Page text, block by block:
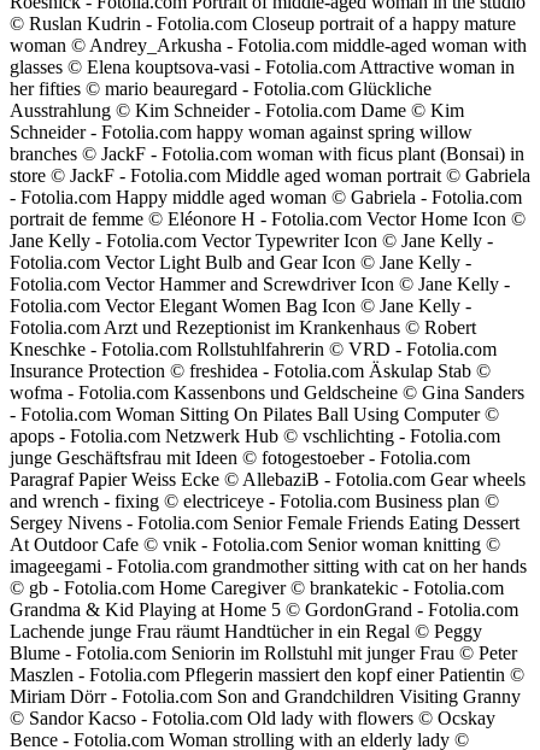
© Ruslan Kudrin - Fotolia.com Closeup portrait of a happy mature
woman © Andrey_Arkusha - Fotolia.com middle-aged woman with
glasses © Elena kouptsova-vasi - Fotolia.com Attractive woman in
her fifties © mario beauregard - Fotolia.com Glückliche
Ausstrahlung © Kim Schneider - Fotolia.com Dame © Kim
Schneider - Fotolia.com happy woman against spring willow
branches © JackF - Fotolia.com woman with ficus plant (Bonsai) in
store © JackF - Fotolia.com Middle aged woman portrait © Gabriela
- Fotolia.com Happy middle aged woman © Gabriela - Fotolia.com
portrait de femme © Eléonore H - Fotolia.com Vector Home Icon ©
Jane Kelly - Fotolia.com Vector Typewriter Icon © Jane Kelly -
Fotolia.com Vector Light Bulb and Gear Icon © Jane Kelly -
Fotolia.com Vector Hammer and Screwdriver Icon © Jane Kelly -
Fotolia.com Vector Elegant Women Bag Icon © Jane Kelly -
Fotolia.com Arzt und Rezeptionist im Krankenhaus © Robert
Kneschke - Fotolia.com Rollstuhlfahrerin © VRD - Fotolia.com
Insurance Protection © freshidea - Fotolia.com Äskulap Stab ©
wofma - Fotolia.com Kassenbons und Geldscheine © Gina Sanders
- Fotolia.com Woman Sitting On Pilates Ball Using Computer ©
apops - Fotolia.com Netzwerk Hub © vschlichting - Fotolia.com
junge Geschäftsfrau mit Ideen © fotogestoeber - Fotolia.com
Paragraf Papier Weiss Ecke © AllebaziB - Fotolia.com Gear wheels
and wrench - fixing © electriceye - Fotolia.com Business plan ©
Sergey Nivens - Fotolia.com Senior Female Friends Eating Dessert
At Outdoor Cafe © vnik - Fotolia.com Senior woman knitting ©
imageegami - Fotolia.com grandmother sitting with cat on her hands
© gb - Fotolia.com Home Caregiver © brankatekic - Fotolia.com
Grandma & Kid Playing at Home 5 © GordonGrand - Fotolia.com
Lachende junge Frau räumt Handtücher in ein Regal © Peggy
Blume - Fotolia.com Seniorin im Rollstuhl mit junger Frau © Peter
Maszlen - Fotolia.com Pflegerin massiert den kopf einer Patientin ©
Miriam Dörr - Fotolia.com Son and Grandchildren Visiting Granny
© Sandor Kacso - Fotolia.com Old lady with flowers © Ocskay
Bence - Fotolia.com Woman strolling with an elderly lady ©